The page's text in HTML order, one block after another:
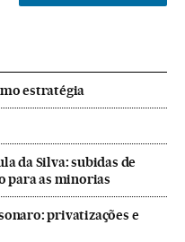
estratégia
da Silva: subidas de
para as minorias
privatizações e